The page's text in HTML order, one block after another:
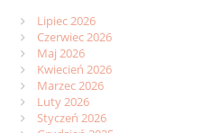
Lipiec 2026
Czerwiec 2026
Maj 2026
Kwiecień 2026
Marzec 2026
Luty 2026
Styczeń 2026